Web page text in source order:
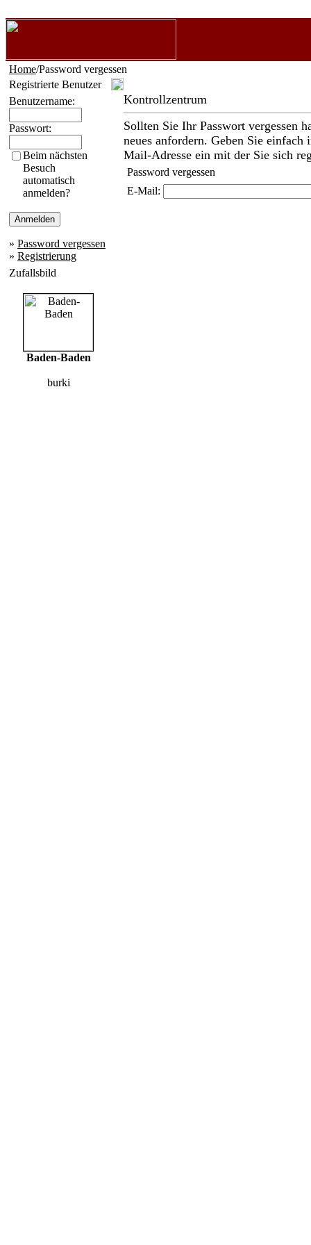
Home/Password vergessen
Registrierte Benutzer
Benutzername:
Passwort:
Beim nächsten
Besuch
automatisch
anmelden?
» Password vergessen
» Registrierung
Zufallsbild
Baden-Baden
burki
Kontrollzentrum
Sollten Sie Ihr Passwort vergessen
neues anfordern. Geben Sie
Mail-Adresse ein mit der Sie sich
Password vergessen
E-Mail: